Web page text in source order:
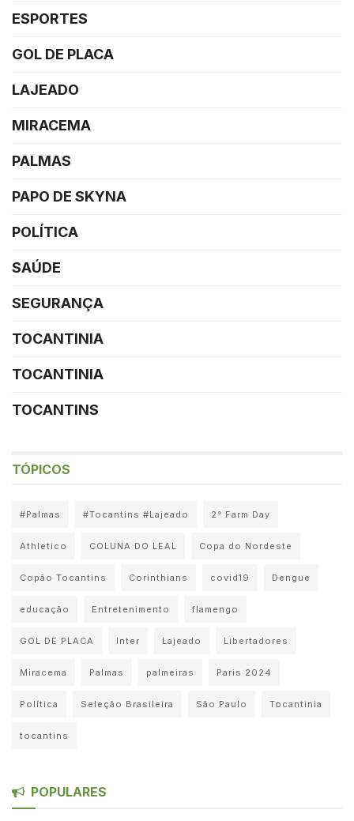
ESPORTES
GOL DE PLACA
LAJEADO
MIRACEMA
PALMAS
PAPO DE SKYNA
POLÍTICA
SAÚDE
SEGURANÇA
TOCANTINIA
TOCANTINIA
TOCANTINS
TÓPICOS
#Palmas #Tocantins #Lajeado 2° Farm Day
Athletico COLUNA DO LEAL Copa do Nordeste
Copão Tocantins Corinthians covid19 Dengue
educação Entretenimento flamengo
GOL DE PLACA Inter Lajeado Libertadores
Miracema Palmas palmeiras Paris 2024
Política Seleção Brasileira São Paulo Tocantinia
tocantins
POPULARES